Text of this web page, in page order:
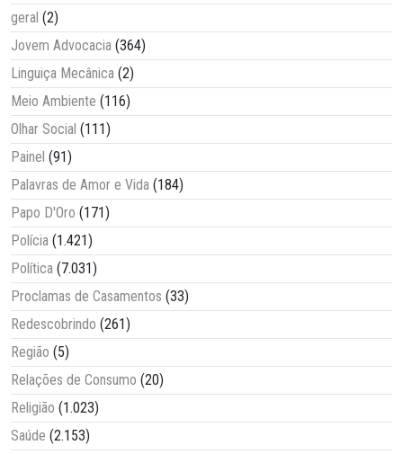
geral (2)
Jovem Advocacia (364)
Linguiça Mecânica (2)
Meio Ambiente (116)
Olhar Social (111)
Painel (91)
Palavras de Amor e Vida (184)
Papo D'Oro (171)
Polícia (1.421)
Política (7.031)
Proclamas de Casamentos (33)
Redescobrindo (261)
Região (5)
Relações de Consumo (20)
Religião (1.023)
Saúde (2.153)